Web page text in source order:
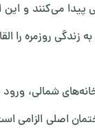
پیدا می‌کنند و
زندگی روزمره را
شمالی،
اصلی الزامی